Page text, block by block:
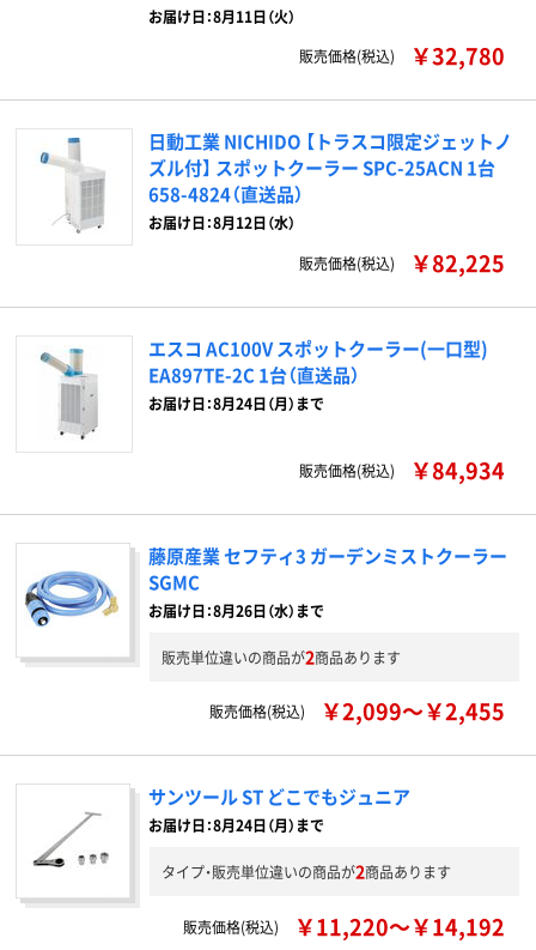
お届け日：8月11日（火）
販売価格(税込)
￥32,780
日動工業 NICHIDO 【トラスコ限定ジェットノ
ズル付】 スポットクーラー SPC-25ACN 1台
658-4824（直送品）
お届け日：8月12日（水）
販売価格(税込)
￥82,225
エスコ AC100V スポットクーラー(一口型)
EA897TE-2C 1台（直送品）
お届け日：8月24日（月）まで
販売価格(税込) ￥84,934
藤原産業 セフティ3 ガーデンミストクーラー
SGMC
お届け日：8月26日（水）まで
販売単位違いの商品が2商品あります
販売価格(税込) ￥2,099～￥2,455
サンツール ST どこでもジュニア
お届け日：8月24日（月）まで
タイプ・販売単位違いの商品が2商品あります
販売価格(税込) ￥11,220～￥14,192